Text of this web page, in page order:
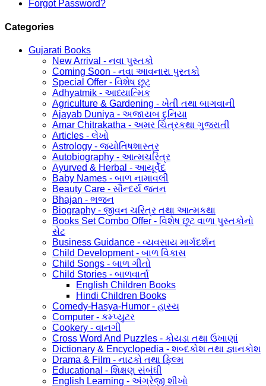
Forgot Password?
Categories
Gujarati Books
New Arrival - નવા પુસ્તકો
Coming Soon - નવા આવનારા પુસ્તકો
Special Offer - વિશેષ છૂટ
Adhyatmik - આધ્યાત્મિક
Agriculture & Gardening - ખેતી તથા બાગવાની
Ajayab Duniya - અજાયબ દુનિયા
Amar Chitrakatha - અમર ચિત્રકથા ગુજરાતી
Articles - લેખો
Astrology - જ્યોતિષશાસ્ત્ર
Autobiography - આત્મચરિત્ર
Ayurved & Herbal - આયૂર્વેદ
Baby Names - બાળ નામાવલી
Beauty Care - સૌન્દર્ય જતન
Bhajan - ભજન
Biography - જીવન ચરિત્ર તથા આત્મકથા
Books Set Combo Offer - વિશેષ છૂટ વાળા પુસ્તકોનો
સેટ
Business Guidance - વ્યવસાય માર્ગદર્શન
Child Development - બાળ વિકાસ
Child Songs - બાળ ગીતો
Child Stories - બાળવાર્તા
English Children Books
Hindi Children Books
Comedy-Hasya-Humor - હાસ્ય
Computer - કમ્પ્યુટર
Cookery - વાનગી
Cross Word And Puzzles - કોયડા તથા ઉખાણાં
Dictionary & Encyclopedia - શબ્દકોશ તથા જ્ઞાનકોશ
Drama & Film - નાટકો તથા ફિલ્મ
Educational - શિક્ષણ સંબંધી
English Learning - અંગ્રેજી શીખો